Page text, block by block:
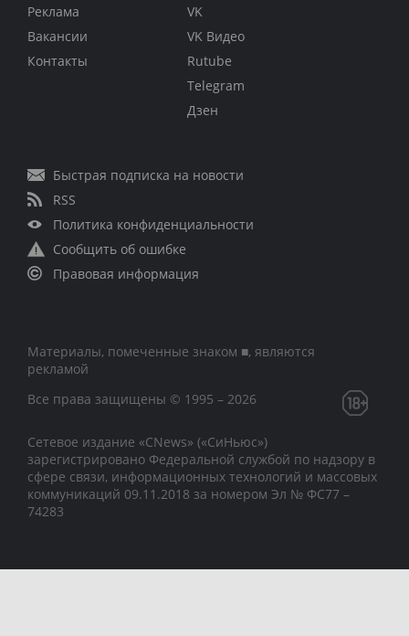
Реклама
Вакансии
Контакты
VK
VK Видео
Rutube
Telegram
Дзен
Быстрая подписка на новости
RSS
Политика конфиденциальности
Сообщить об ошибке
Правовая информация
Материалы, помеченные знаком ■, являются
рекламой
Все права защищены © 1995 – 2026
Сетевое издание «CNews» («СиНьюс»)
зарегистрировано Федеральной службой по надзору в
сфере связи, информационных технологий и массовых
коммуникаций 09.11.2018 за номером Эл № ФС77 –
74283